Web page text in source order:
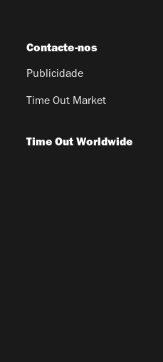
Contacte-nos
Publicidade
Time Out Market
Time Out Worldwide